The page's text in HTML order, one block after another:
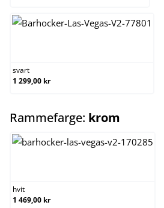
svart
1 299,00 kr
Rammefarge: krom
hvit
1 469,00 kr